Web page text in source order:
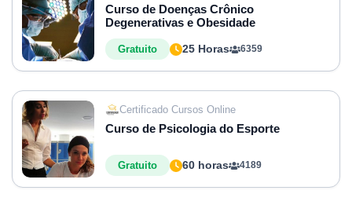
Curso de Doenças Crônico
Degenerativas e Obesidade
25 Horas
Gratuito 6359
Certificado Cursos Online
Curso de Psicologia do Esporte
60 horas
Gratuito 4189